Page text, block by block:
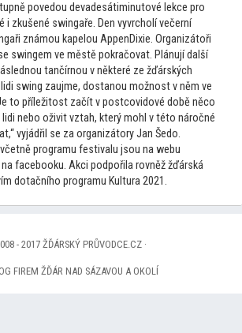
povedou devadesátiminutové lekce pro
i zkušené swingaře. Den vyvrcholí večerní
známou kapelou AppenDixie. Organizátoři
swingem ve městě pokračovat. Plánují další
tančírnou v některé ze žďárských
lidi swing zaujme, dostanou možnost v něm ve
to příležitost začít v postcovidové době něco
nebo oživit vztah, který mohl v této náročné
vyjádřil se za organizátory Jan Šedo.
programu festivalu jsou na webu
facebooku. Akci podpořila rovněž žďárská
dotačního programu Kultura 2021.
- 2017 ŽĎÁRSKÝ PRŮVODCE.CZ ·
FIREM ŽĎÁR NAD SÁZAVOU A OKOLÍ